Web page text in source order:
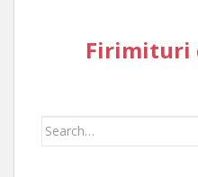
Firimituri
Search